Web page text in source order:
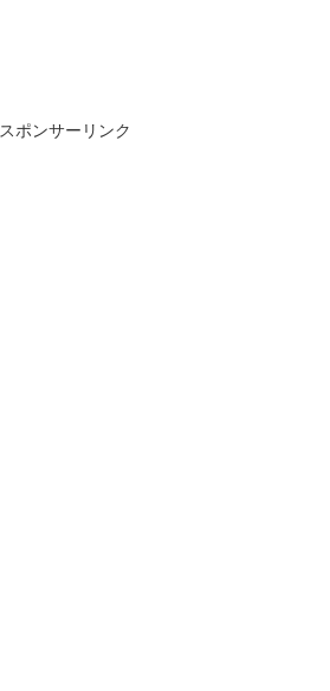
スポンサーリンク